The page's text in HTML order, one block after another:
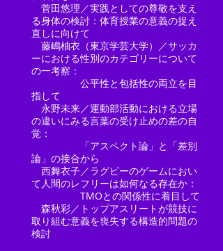
菅田悠理／実践としての尊敬を支え
る身体の検討：体育授業の意義の捉え
直しに向けて
藤嶋柚衣（東京学芸大学）／サッカ
ーにおける性別のカテゴリーについて
の一考察：
公平性と包括性の両立を目
指して
永野未来／運動部活動における立場
の違いにみる言葉の受け止めの差の自
覚：
「アスペクト論」と「差別
論」の接合から
西舞衣子／ラグビーのゲームにおい
て人間のレフリーは如何なる存在か：
TMOとの関係性に着目して
森秋彩／トップアスリートが競技に
取り組む意義を喪失する構造的問題の
検討